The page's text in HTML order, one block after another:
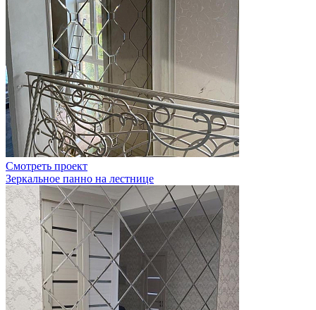
Смотреть проект
Зеркальное панно на лестнице